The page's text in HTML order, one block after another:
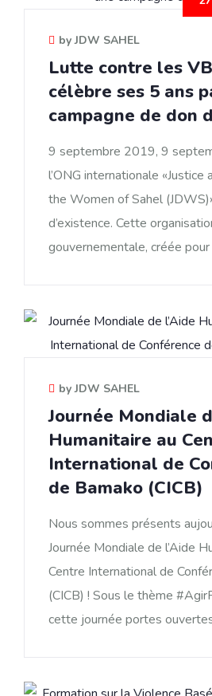
by JDW SAHEL
Lutte contre les
célèbre ses 5 ans
campagne de don
9 septembre 2019, 9
l’ONG internationale «Justice
the Women of Sahel
d’existence. Cette
gouvernementale, créée
by JDW SAHEL
Journée Mondiale
Humanitaire au
International de
de Bamako (CICB)
Nous sommes présents
Journée Mondiale de l’Aide
Centre International de
(CICB) ! Sous le thème
cette journée portes